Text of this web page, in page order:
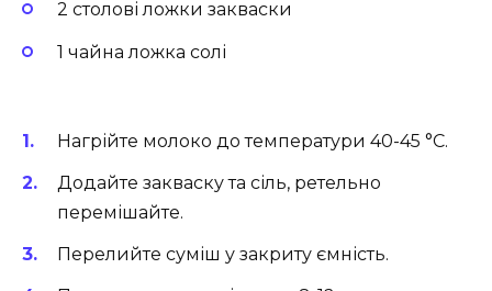
2 столові ложки закваски
1 чайна ложка солі
Нагрійте молоко до температури 40-45 °C.
Додайте закваску та сіль, ретельно
перемішайте.
Перелийте суміш у закриту ємність.